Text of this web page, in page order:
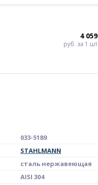
4 059
руб. за 1 шт
033-5189
STAHLMANN
сталь нержавеющая
AISI 304